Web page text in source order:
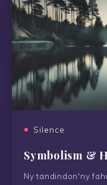
Silence
Symbolism &
Ny tandindon'ny